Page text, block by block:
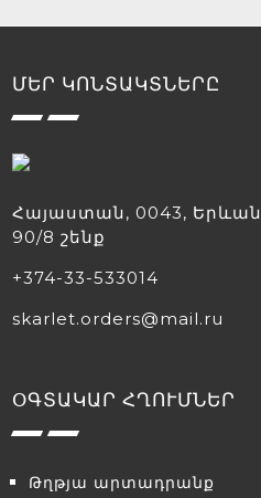
ՄԵՐ ԿՈՆՏԱԿՏՆԵՐԸ
Հայաստան, 0043,
90/8 շենք
+374-33-533014
skarlet.orders@mail.ru
ՕԳՏԱԿԱՐ ՀՂՈՒՄՆԵՐ
Թղթյա արտադրանք